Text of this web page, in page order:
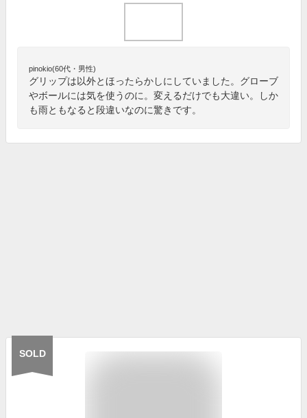
pinokio(60代・男性)
グリップは以外とほったらかしにしていました。グローブ
やボールには気を使うのに。変えるだけでも大違い。しか
も雨ともなると段違いなのに驚きです。
SOLD